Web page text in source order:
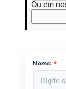
Ou em
Nome: *